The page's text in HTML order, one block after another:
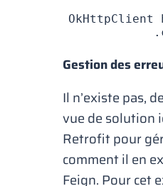
OkHttpClient
            .
Gestion des
Il n’existe pas,
vue de solution
Retrofit pour
comment il en
Feign. Pour cet